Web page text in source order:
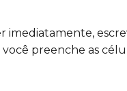
imediatamente,
preenche as